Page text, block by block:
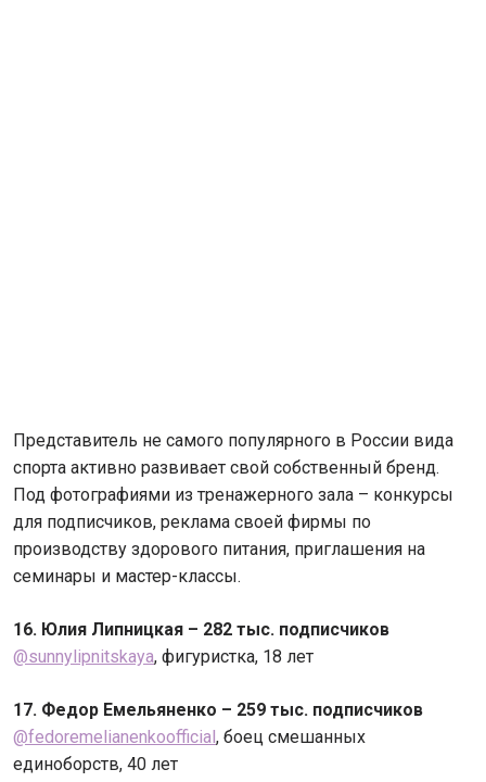
Представитель не самого популярного в России вида
спорта активно развивает свой собственный бренд.
Под фотографиями из тренажерного зала – конкурсы
для подписчиков, реклама своей фирмы по
производству здорового питания, приглашения на
семинары и мастер-классы.
16. Юлия Липницкая – 282 тыс. подписчиков
@sunnylipnitskaya, фигуристка, 18 лет
17. Федор Емельяненко – 259 тыс. подписчиков
@fedoremelianenkoofficial, боец смешанных
единоборств, 40 лет